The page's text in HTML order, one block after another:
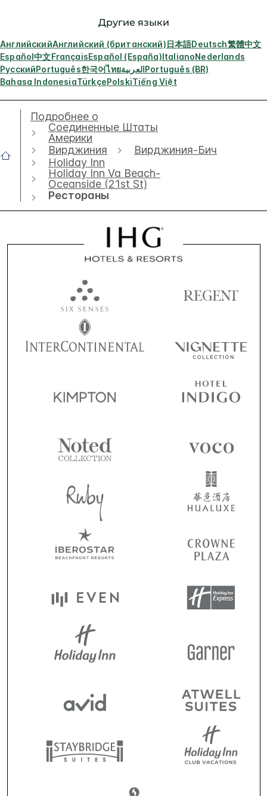
Другие языки
АнглийскийАнглийский (британский)日本語Deutsch繁體中文
Español中文FrançaisEspañol (España)ItalianoNederlands
РусскийPortuguês한국어ไทยالعربيةPortuguês (BR)
Bahasa IndonesiaTürkçePolskiTiếng Việt
Подробнее о
Соединенные Штаты
Америки
Вирджиния
Вирджиния-Бич
Holiday Inn
Holiday Inn Va Beach-
Oceanside (21st St)
Рестораны